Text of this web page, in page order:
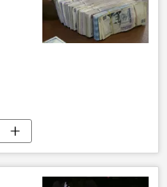
Economía
noticias